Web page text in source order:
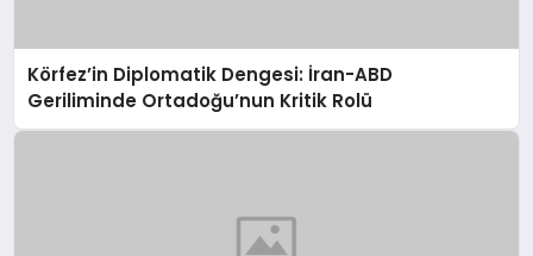
Körfez’in Diplomatik Dengesi: İran-ABD
Geriliminde Ortadoğu’nun Kritik Rolü